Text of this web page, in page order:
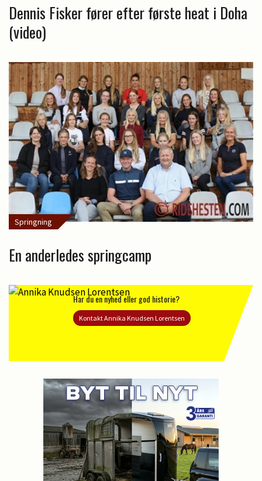
Dennis Fisker fører efter første heat i Doha
(video)
Springning
En anderledes springcamp
Har du en nyhed eller god historie?
Kontakt Annika Knudsen Lorentsen